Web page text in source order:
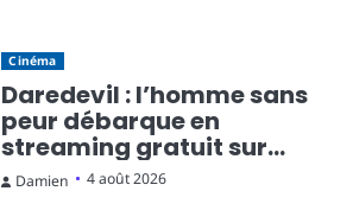
Cinéma
Daredevil : l’homme sans
peur débarque en
streaming gratuit sur
Rakuten TV
Damien 4 août 2026